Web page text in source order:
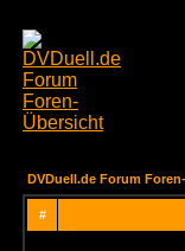
DVDuell.de Forum
#